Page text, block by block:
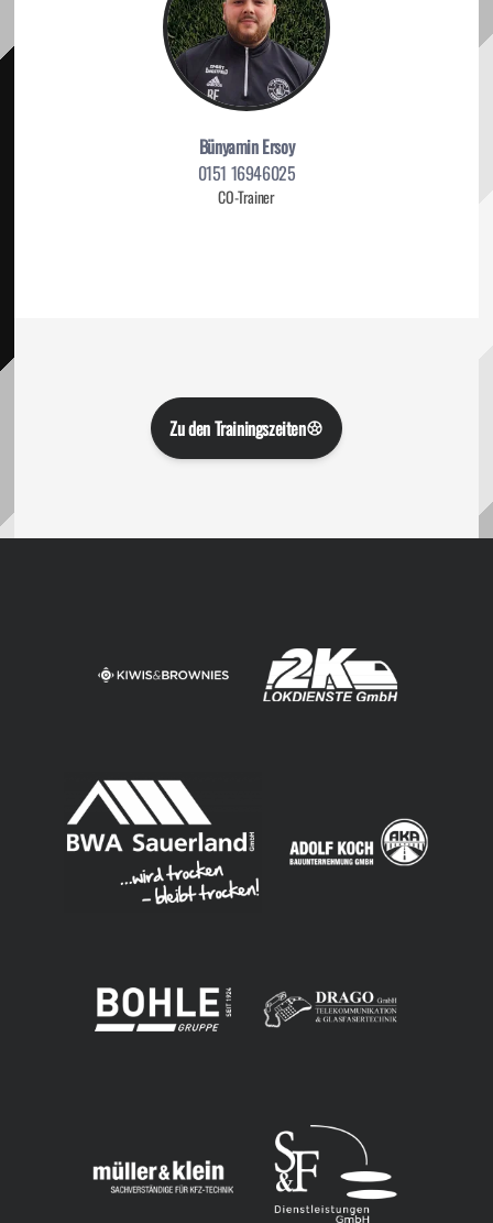
Bünyamin Ersoy
0151 16946025
CO-Trainer
Zu den Trainingszeiten